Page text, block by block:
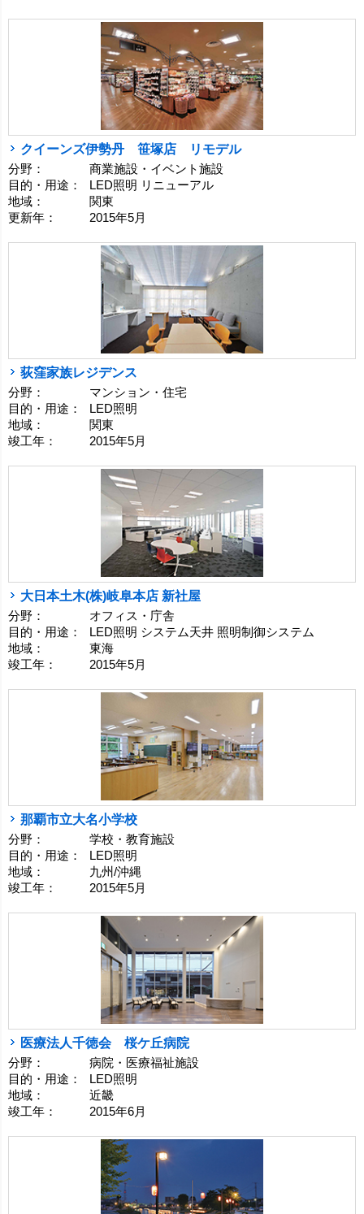
クイーンズ伊勢丹 笹塚店 リモデル
分野：
商業施設・イベント施設
目的・用途：
LED照明 リニューアル
地域：
関東
更新年：
2015年5月
荻窪家族レジデンス
分野：
マンション・住宅
目的・用途：
LED照明
地域：
関東
竣工年：
2015年5月
大日本土木(株)岐阜本店 新社屋
分野：
オフィス・庁舎
目的・用途：
LED照明 システム天井 照明制御システム
地域：
東海
竣工年：
2015年5月
那覇市立大名小学校
分野：
学校・教育施設
目的・用途：
LED照明
地域：
九州/沖縄
竣工年：
2015年5月
医療法人千徳会 桜ケ丘病院
分野：
病院・医療福祉施設
目的・用途：
LED照明
地域：
近畿
竣工年：
2015年6月